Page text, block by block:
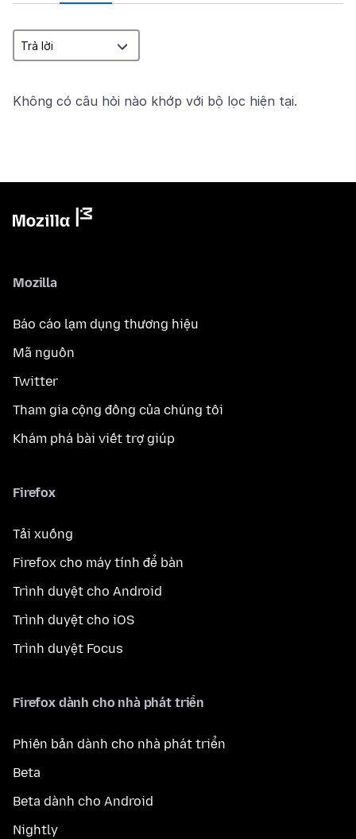
Không có câu hỏi nào khớp với bộ lọc hiện tại.
Mozilla
Báo cáo lạm dụng thương hiệu
Mã nguồn
Twitter
Tham gia cộng đồng của chúng tôi
Khám phá bài viết trợ giúp
Firefox
Tải xuống
Firefox cho máy tính để bàn
Trình duyệt cho Android
Trình duyệt cho iOS
Trình duyệt Focus
Firefox dành cho nhà phát triển
Phiên bản dành cho nhà phát triển
Beta
Beta dành cho Android
Nightly